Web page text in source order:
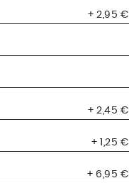
+ 2,95 €
+ 2,45 €
+ 1,25 €
+ 6,95 €